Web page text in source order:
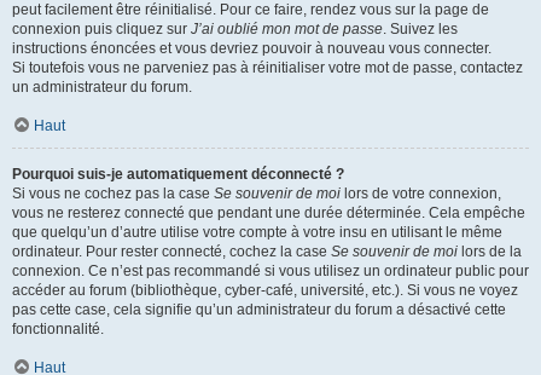
peut facilement être réinitialisé. Pour ce faire, rendez vous sur la page de
connexion puis cliquez sur J’ai oublié mon mot de passe. Suivez les
instructions énoncées et vous devriez pouvoir à nouveau vous connecter.
Si toutefois vous ne parveniez pas à réinitialiser votre mot de passe, contactez
un administrateur du forum.
Haut
Pourquoi suis-je automatiquement déconnecté ?
Si vous ne cochez pas la case Se souvenir de moi lors de votre connexion,
vous ne resterez connecté que pendant une durée déterminée. Cela empêche
que quelqu’un d’autre utilise votre compte à votre insu en utilisant le même
ordinateur. Pour rester connecté, cochez la case Se souvenir de moi lors de la
connexion. Ce n’est pas recommandé si vous utilisez un ordinateur public pour
accéder au forum (bibliothèque, cyber-café, université, etc.). Si vous ne voyez
pas cette case, cela signifie qu’un administrateur du forum a désactivé cette
fonctionnalité.
Haut